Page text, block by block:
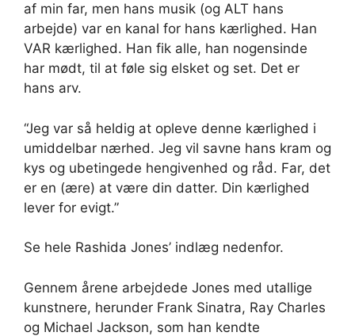
af min far, men hans musik (og ALT hans
arbejde) var en kanal for hans kærlighed. Han
VAR kærlighed. Han fik alle, han nogensinde
har mødt, til at føle sig elsket og set. Det er
hans arv.
“Jeg var så heldig at opleve denne kærlighed i
umiddelbar nærhed. Jeg vil savne hans kram og
kys og ubetingede hengivenhed og råd. Far, det
er en (ære) at være din datter. Din kærlighed
lever for evigt.”
Se hele Rashida Jones’ indlæg nedenfor.
Gennem årene arbejdede Jones med utallige
kunstnere, herunder Frank Sinatra, Ray Charles
og Michael Jackson, som han kendte